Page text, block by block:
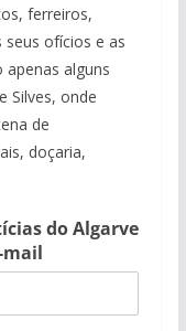
ferreiros,
ofícios e as
apenas alguns
Silves, onde
de
doçaria,
do Algarve
mail